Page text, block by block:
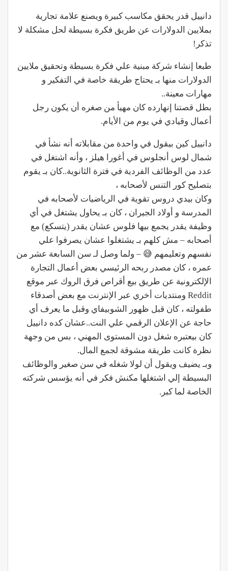
دانييل قدر يحقق مكاسب كبيرة ويصنع علامة تجارية
بملايين الدولارات عن طريق فكرة بسيطة لحل مشكلة لا
تذكر!
طبعا إنشاء شركة مبنية علي فكرة بسيطة وتحقيق ملايين
الدولارات منها بـ يحتاج طريقة خاصة في التفكير و
مهارات معينة..
بطل قصتنا إنهارده كان مهيأ من صغره أن يكون رجل
أعمال وقيادي في يوم من الأيام.
دانييل كين بيقول في واحدة من مقابلاته أنه نشأ في
شمال لوس أنجلوس في أغورا هيلز ، وأنه اشتغل في
عدد من الوظائف الفردية في فترة الثانوية..كان بـ يقوم
بتصليح كور التنس لأصحابه ،
وكان بيدي دروس تقوية في الرياضيات لأصحابه في
المدرسة و أولاد الجيران ، كان بـ يحاول يشتغل في أي
وظيفة يقدر يجمع بيها فلوس عشان يقدر (يتسكع) مع
أصحابه – مش كلهم بـ يشتغلوا عشان يصرفوا علي
نفسهم وتعليمهم 😅 – ولما وصل لـ سن السابعة عشر من
عمره ، كان مصدر ربحه الرئيسي بعض أعمال التجارة
الإلكترونية عن طريق بيع أقراص فرق الروك عبر موقع
Reddit ومنتديات أخري عبر الإنترنت مع بعض أصدقاء
طفولته ، كان قبل ظهور الشوبيفاي وقبل ما يعرف أي
حاجة عن الإعلان الرقمي علي النت..عشان كده دانييل
كان بيعتبره شغل دون المستوى المهني ، بس من وجهة
نظرة كانت طريقة مشوقة لجمع المال.
وبـ يضيف ويقول أن لولا شغله في سن صغير والوظائف
البسيطة إلي اشتغلها مكنش فكر في أنه يؤسس شركته
الخاصة لما كبر.